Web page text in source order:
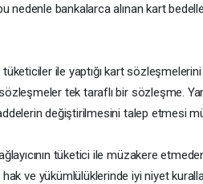
nedenle bankalarca alınan kart
ile yaptığı kart
tek taraflı bir sözleşme.
değiştirilmesini talep etmesi
tüketici ile müzakere
ve yükümlülüklerinde iyi niyet